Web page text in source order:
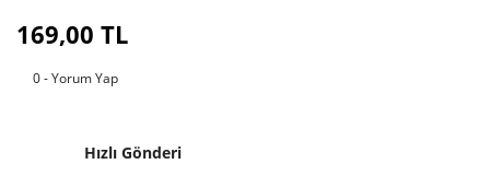
169,00 TL
0 - Yorum Yap
Hızlı Gönderi